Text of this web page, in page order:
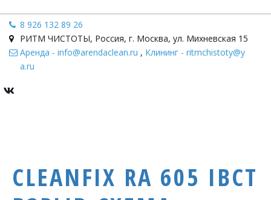
8 926 132 89 26
РИТМ ЧИСТОТЫ, Россия, г. Москва, ул. Михневская 15
Аренда - info@arendaclean.ru , Клининг - ritmchistoty@y
a.ru
CLEANFIX RA 605 IBCT